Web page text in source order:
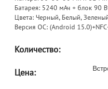
Батарея: 5240 мАч + блок 90
Цвета: Черный, Белый,
Версия ОС: (Android
Количество:
Цена: